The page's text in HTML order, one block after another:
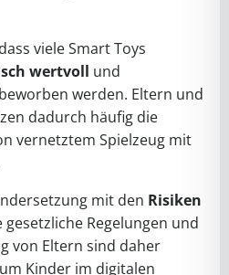
viele Smart Toys
wertvoll und
werden. Eltern und
dadurch häufig die
vernetztem Spielzeug mit
mit den Risiken
gesetzliche Regelungen und
von Eltern sind daher
Kinder im digitalen